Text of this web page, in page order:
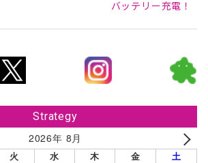
Strategy
2026年 8月
火 水 木 金 土
バッテリー充電！